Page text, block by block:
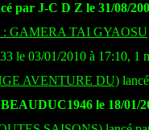
par J-C D Z le 31/08/
GAMERA TAI GYAOSU
le 03/01/2010 à 17:10, 1
AVENTURE DU)
le 18/01/